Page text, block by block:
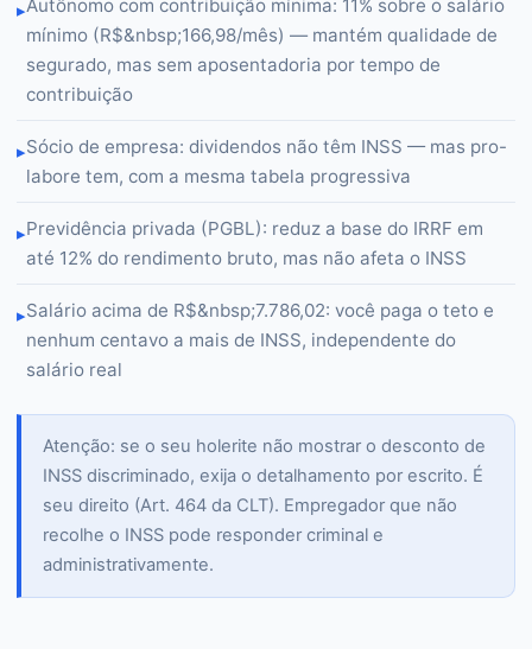
▸Autônomo com contribuição mínima: 11% sobre o salário
mínimo (R$&nbsp;166,98/mês) — mantém qualidade de
segurado, mas sem aposentadoria por tempo de
contribuição
▸Sócio de empresa: dividendos não têm INSS — mas pro-
labore tem, com a mesma tabela progressiva
▸Previdência privada (PGBL): reduz a base do IRRF em
até 12% do rendimento bruto, mas não afeta o INSS
▸Salário acima de R$&nbsp;7.786,02: você paga o teto e
nenhum centavo a mais de INSS, independente do
salário real
Atenção: se o seu holerite não mostrar o desconto de
INSS discriminado, exija o detalhamento por escrito. É
seu direito (Art. 464 da CLT). Empregador que não
recolhe o INSS pode responder criminal e
administrativamente.